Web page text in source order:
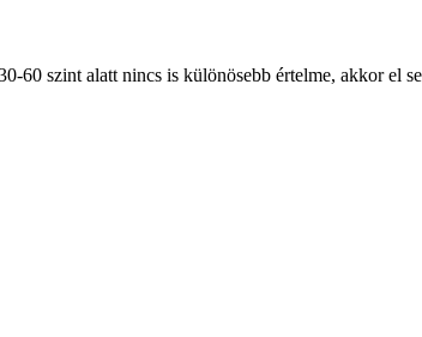
szint alatt nincs is különösebb értelme, akkor el